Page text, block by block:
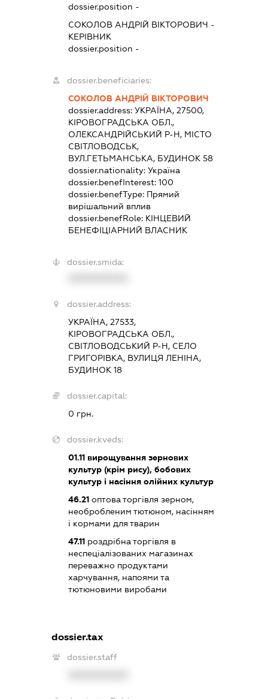
dossier.position -
СОКОЛОВ АНДРІЙ ВІКТОРОВИЧ -
КЕРІВНИК
dossier.position -
dossier.beneficiaries:
СОКОЛОВ АНДРІЙ ВІКТОРОВИЧ
dossier.address: УКРАЇНА, 27500,
КІРОВОГРАДСЬКА ОБЛ.,
ОЛЕКСАНДРІЙСЬКИЙ Р-Н, МІСТО
СВІТЛОВОДСЬК,
ВУЛ.ГЕТЬМАНСЬКА, БУДИНОК 58
dossier.nationality: Україна
dossier.benefInterest: 100
dossier.benefType: Прямий
вирішальний вплив
dossier.benefRole: КІНЦЕВИЙ
БЕНЕФІЦІАРНИЙ ВЛАСНИК
dossier.smida:
dossier.address:
УКРАЇНА, 27533,
КІРОВОГРАДСЬКА ОБЛ.,
СВІТЛОВОДСЬКИЙ Р-Н, СЕЛО
ГРИГОРІВКА, ВУЛИЦЯ ЛЕНІНА,
БУДИНОК 18
dossier.capital:
0 грн.
dossier.kveds:
01.11вирощування зернових
культур (крім рису), бобових
культур і насіння олійних культур
46.21оптова торгівля зерном,
необробленим тютюном, насінням
і кормами для тварин
47.11роздрібна торгівля в
неспеціалізованих магазинах
переважно продуктами
харчування, напоями та
тютюновими виробами
dossier.tax
dossier.staff